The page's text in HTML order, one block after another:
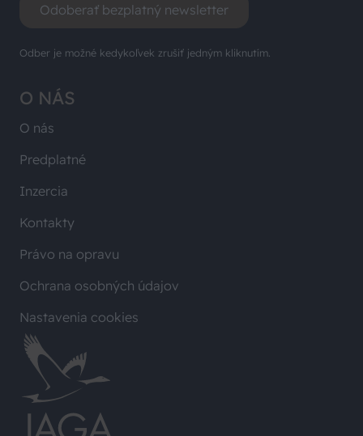
O NÁS
O nás
Predplatné
Inzercia
Kontakty
Právo na opravu
Ochrana osobných údajov
Nastavenia cookies
Odoberať bezplatný newsletter
Odber je možné kedykoľvek zrušiť jedným kliknutím.